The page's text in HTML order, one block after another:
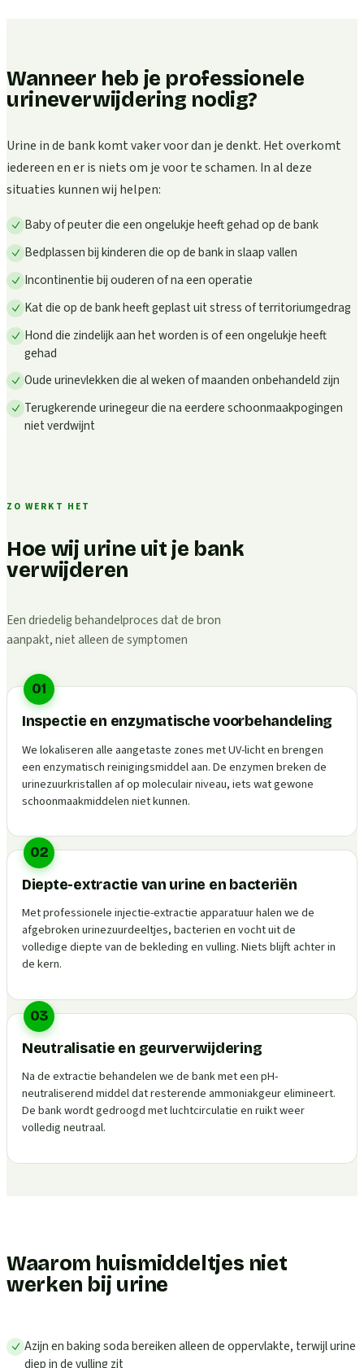
Wanneer heb je professionele
urineverwijdering nodig?
Urine in de bank komt vaker voor dan je denkt. Het overkomt
iedereen en er is niets om je voor te schamen. In al deze
situaties kunnen wij helpen:
Baby of peuter die een ongelukje heeft gehad op de bank
Bedplassen bij kinderen die op de bank in slaap vallen
Incontinentie bij ouderen of na een operatie
Kat die op de bank heeft geplast uit stress of territoriumgedrag
Hond die zindelijk aan het worden is of een ongelukje heeft
gehad
Oude urinevlekken die al weken of maanden onbehandeld zijn
Terugkerende urinegeur die na eerdere schoonmaakpogingen
niet verdwijnt
ZO WERKT HET
Hoe wij urine uit je bank
verwijderen
Een driedelig behandelproces dat de bron
aanpakt, niet alleen de symptomen
01
Inspectie en enzymatische voorbehandeling
We lokaliseren alle aangetaste zones met UV-licht en brengen
een enzymatisch reinigingsmiddel aan. De enzymen breken de
urinezuurkristallen af op moleculair niveau, iets wat gewone
schoonmaakmiddelen niet kunnen.
02
Diepte-extractie van urine en bacteriën
Met professionele injectie-extractie apparatuur halen we de
afgebroken urinezuurdeeltjes, bacterien en vocht uit de
volledige diepte van de bekleding en vulling. Niets blijft achter in
de kern.
03
Neutralisatie en geurverwijdering
Na de extractie behandelen we de bank met een pH-
neutraliserend middel dat resterende ammoniakgeur elimineert.
De bank wordt gedroogd met luchtcirculatie en ruikt weer
volledig neutraal.
Waarom huismiddeltjes niet
werken bij urine
Azijn en baking soda bereiken alleen de oppervlakte, terwijl urine
diep in de vulling zit